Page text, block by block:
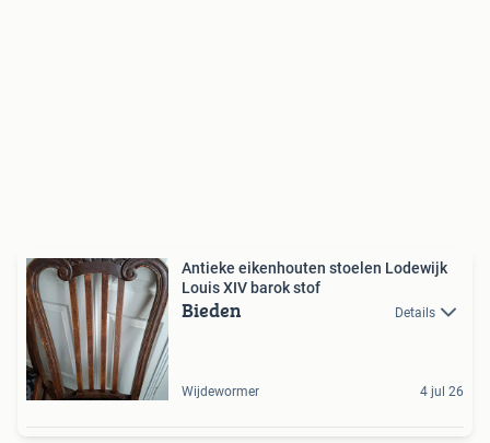
Antieke eikenhouten stoelen Lodewijk
Louis XIV barok stof
Bieden Details
Wijdewormer 4 jul 26